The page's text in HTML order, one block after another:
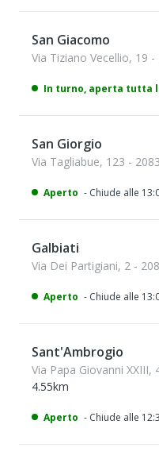
San Giacomo
Via Tiziano Vecellio, 19
In turno, aperta tutta
San Giorgio
Via Tagliabue, 123 -
Aperto - Chiude alle
Galbiati
Via Dei Partigiani, 2 -
Aperto - Chiude alle
Sant'Ambrogio
Via Papa Giovanni
4.55km
Aperto - Chiude alle